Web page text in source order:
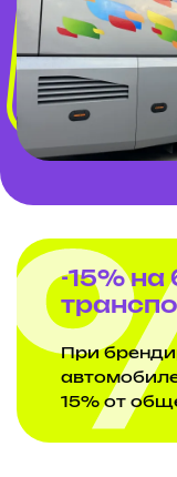
-15%
При
15% от